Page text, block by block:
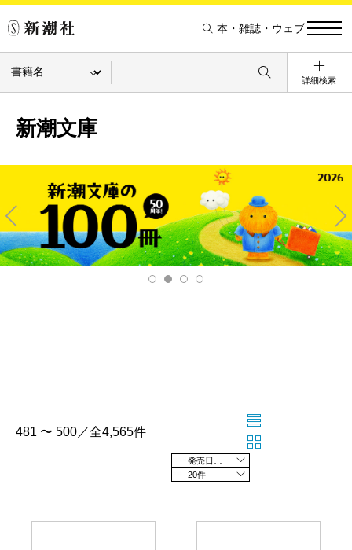
本・雑誌・ウェブ
詳細検索
新潮文庫
Pre
v
Ne
xt
481 〜 500／全4,565件
20件